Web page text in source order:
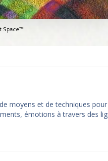
Space™
moyens et de techniques
émotions à travers des